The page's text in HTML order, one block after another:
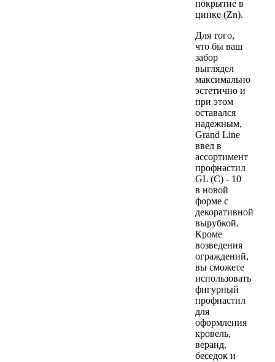
покрытие в
цинке (Zn).
Для того,
что бы ваш
забор
выглядел
максимально
эстетично и
при этом
оставался
надежным,
Grand Line
ввел в
ассортимент
профнастил
GL (C) - 10
в новой
форме с
декоративной
вырубкой.
Кроме
возведения
ограждений,
вы сможете
использовать
фигурный
профнастил
для
оформления
кровель,
веранд,
беседок и